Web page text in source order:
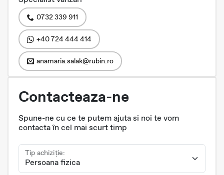
0732 339 911
+40 724 444 414
anamaria.salak@rubin.ro
Contacteaza-ne
Spune-ne cu ce te putem ajuta si noi te vom
contacta în cel mai scurt timp
Tip achiziție: